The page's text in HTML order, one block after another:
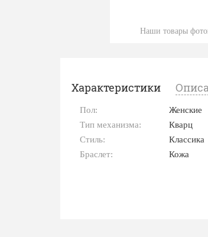
Наши товары
Характеристики
Пол: Женские
Тип механизма:
Кварц
Стиль:
Классика
Браслет:
Кожа